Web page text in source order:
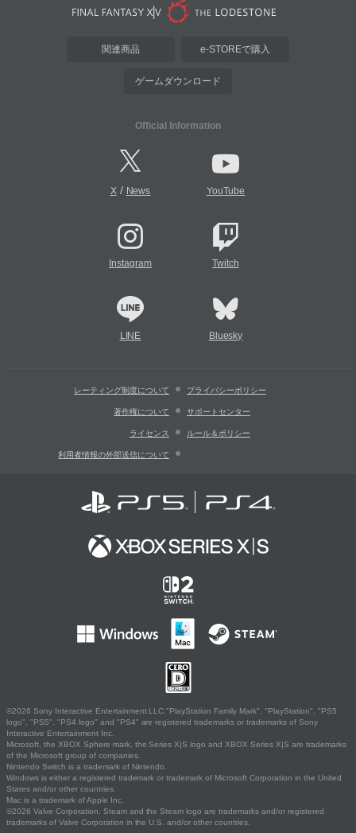
関連商品 e-STOREで購入
ゲームダウンロード
Official Information
X/ News YouTube
Instagram Twitch
LINE Bluesky
レーティング制度について プライバシーポリシー
著作権について サポートセンター
ライセンス ルール＆ポリシー
利用者情報の外部送信について
©2026 Sony Interactive Entertainment LLC."PlayStation Family Mark", "PlayStation", "PS5
logo", "PS5", "PS4 logo" and "PS4" are registered trademarks or trademarks of Sony
Interactive Entertainment Inc.
Microsoft, the XBOX Sphere mark, the Series X|S logo and XBOX Series X|S are trademarks
of the Microsoft group of companies.
Nintendo Switch is a trademark of Nintendo.
Windows is either a registered trademark or trademark of Microsoft Corporation in the United
States and/or other countries.
Mac is a trademark of Apple Inc.
©2026 Valve Corporation. Steam and the Steam logo are trademarks and/or registered
trademarks of Valve Corporation in the U.S. and/or other countries.